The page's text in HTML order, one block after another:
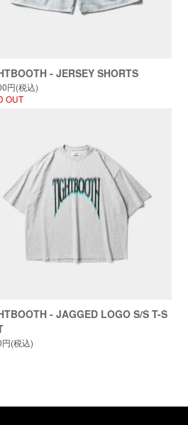
- JERSEY SHORTS
円(税込)
OUT
- JAGGED LOGO S/S T-S
(税込)